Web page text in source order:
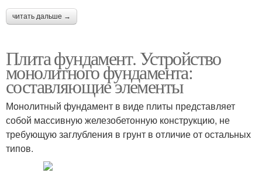
читать дальше →
Плита фундамент. Устройство
монолитного фундамента:
составляющие элементы
Монолитный фундамент в виде плиты представляет
собой массивную железобетонную конструкцию, не
требующую заглубления в грунт в отличие от остальных
типов.